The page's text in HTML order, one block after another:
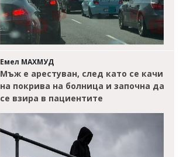
Емел МАХМУД
Мъж е арестуван, след като се качи
на покрива на болница и започна да
се взира в пациентите